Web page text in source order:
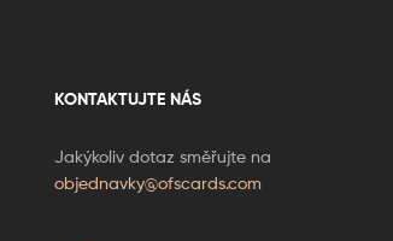
KONTAKTUJTE NÁS
Jakýkoliv dotaz směřujte na
objednavky@ofscards.com